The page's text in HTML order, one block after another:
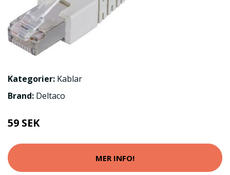
Kategorier: Kablar
Brand: Deltaco
59 SEK
MER INFO!